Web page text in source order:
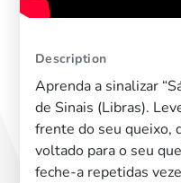
Description
Aprenda a sinalizar
de Sinais (Libras).
frente do seu queixo,
voltado para o seu
feche-a repetidas